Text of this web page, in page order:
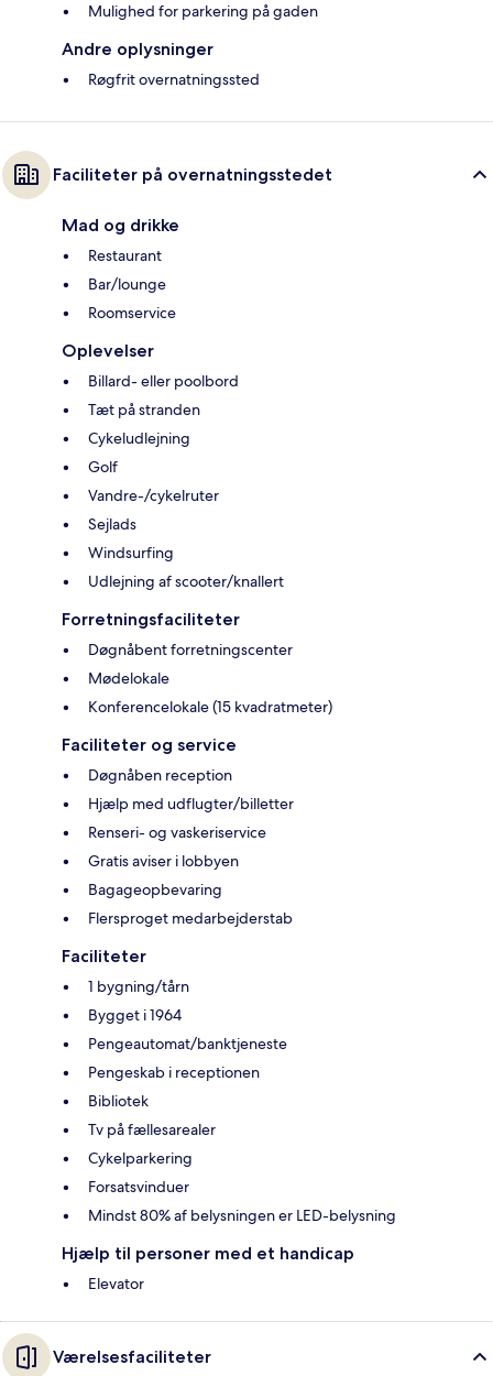
Mulighed for parkering på gaden
Andre oplysninger
Røgfrit overnatningssted
Faciliteter på overnatningsstedet
Mad og drikke
Restaurant
Bar/lounge
Roomservice
Oplevelser
Billard- eller poolbord
Tæt på stranden
Cykeludlejning
Golf
Vandre-/cykelruter
Sejlads
Windsurfing
Udlejning af scooter/knallert
Forretningsfaciliteter
Døgnåbent forretningscenter
Mødelokale
Konferencelokale (15 kvadratmeter)
Faciliteter og service
Døgnåben reception
Hjælp med udflugter/billetter
Renseri- og vaskeriservice
Gratis aviser i lobbyen
Bagageopbevaring
Flersproget medarbejderstab
Faciliteter
1 bygning/tårn
Bygget i 1964
Pengeautomat/banktjeneste
Pengeskab i receptionen
Bibliotek
Tv på fællesarealer
Cykelparkering
Forsatsvinduer
Mindst 80% af belysningen er LED-belysning
Hjælp til personer med et handicap
Elevator
Værelsesfaciliteter